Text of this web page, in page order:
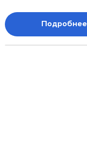
Подробнее